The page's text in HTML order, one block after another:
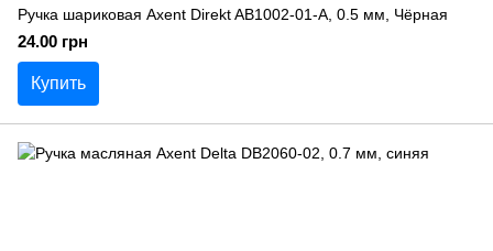
Ручка шариковая Axent Direkt AB1002-01-A, 0.5 мм, Чёрная
24.00 грн
Купить